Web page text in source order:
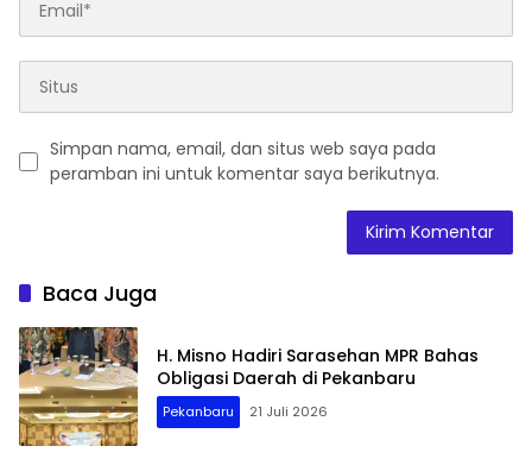
Simpan nama, email, dan situs web saya pada
peramban ini untuk komentar saya berikutnya.
Baca Juga
H. Misno Hadiri Sarasehan MPR Bahas
Obligasi Daerah di Pekanbaru
Pekanbaru 21 Juli 2026